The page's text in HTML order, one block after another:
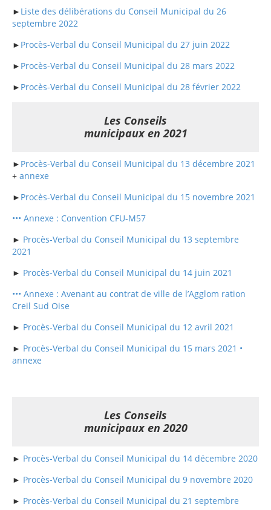
► Liste des délibérations du Conseil Municipal du 26
septembre 2022
► Procès-Verbal du Conseil Municipal du 27 juin 2022
► Procès-Verbal du Conseil Municipal du 28 mars 2022
► Procès-Verbal du Conseil Municipal du 28 février 2022
Les Conseils
municipaux en 2021
► Procès-Verbal du Conseil Municipal du 13 décembre 2021
+ annexe
► Procès-Verbal du Conseil Municipal du 15 novembre 2021
••• Annexe : Convention CFU-M57
► Procès-Verbal du Conseil Municipal du 13 septembre
2021
► Procès-Verbal du Conseil Municipal du 14 juin 2021
••• Annexe : Avenant au contrat de ville de l’Agglom ration
Creil Sud Oise
► Procès-Verbal du Conseil Municipal du 12 avril 2021
► Procès-Verbal du Conseil Municipal du 15 mars 2021 •
annexe
Les Conseils
municipaux en 2020
► Procès-Verbal du Conseil Municipal du 14 décembre 2020
► Procès-Verbal du Conseil Municipal du 9 novembre 2020
► Procès-Verbal du Conseil Municipal du 21 septembre